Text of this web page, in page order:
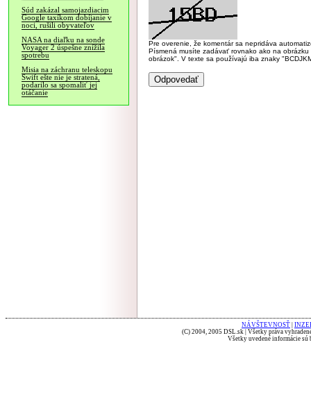
Súd zakázal samojazdiacim
Google taxíkom dobíjanie v
noci, rušili obyvateľov
NASA na diaľku na sonde
Voyager 2 úspešne znížila
spotrebu
Misia na záchranu teleskopu
Swift ešte nie je stratená,
podarilo sa spomaliť jej
otáčanie
Pre overenie, že komentár sa nepridáva
Písmená musíte zadávať rovnako ako na
obrázok". V texte sa používajú iba znaky
NÁVŠTEVNOSŤ
(C) 2004, 2005 DSL.sk | Všetky práva
Všetky uvedené informácie sú